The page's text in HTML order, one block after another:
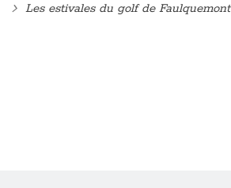
Les estivales du golf de Faulquemont